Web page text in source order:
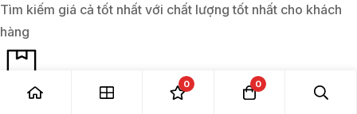
Tìm kiếm giá cả tốt nhất với chất lượng tốt nhất cho khách
hàng
0 0